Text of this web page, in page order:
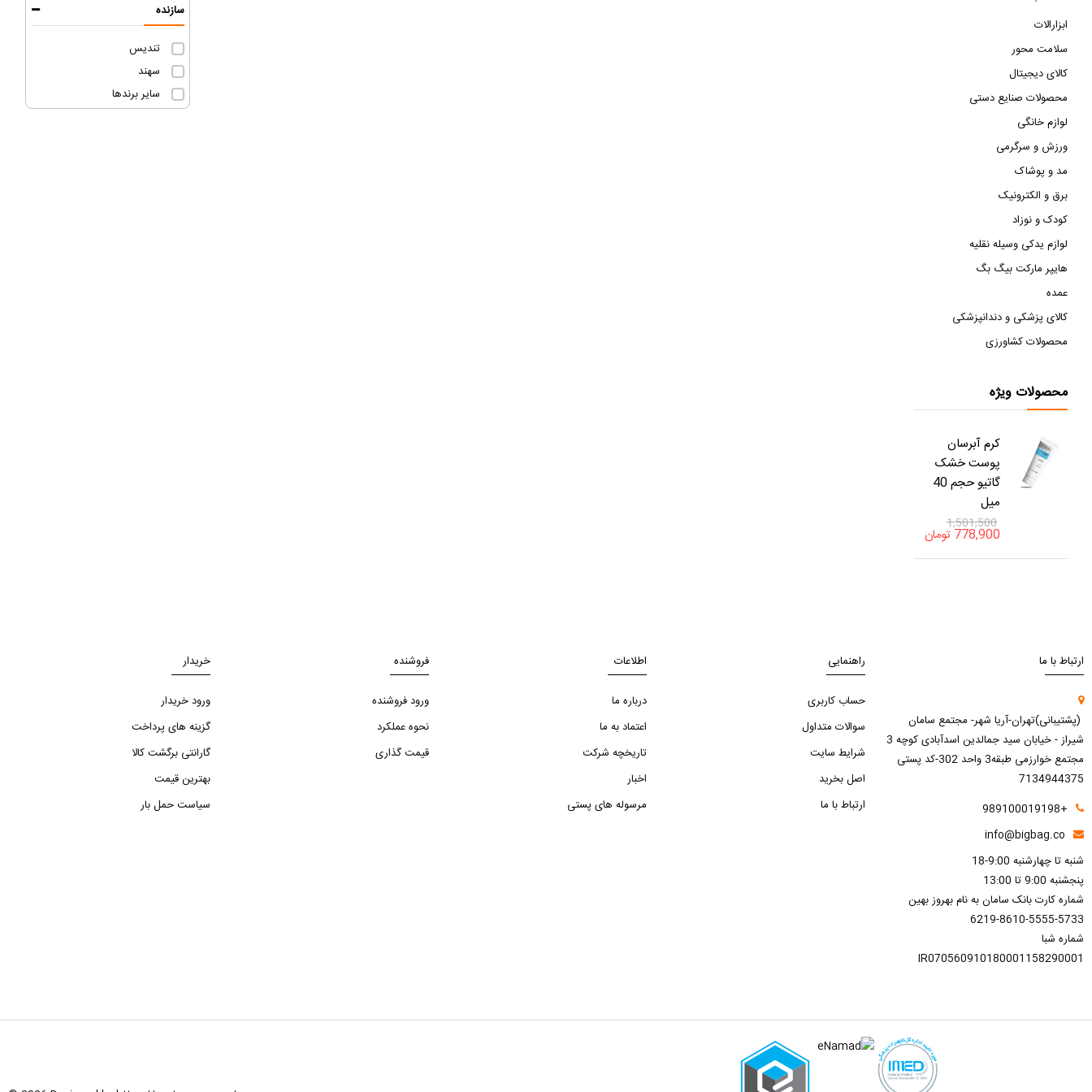
سازنده
تندیس
سهند
سایر برندها
ابزارالات
سلامت محور
کالای دیجیتال
محصولات صنایع دستی
لوازم خانگی
ورزش و سرگرمی
مد و پوشاک
برق و الکترونیک
کودک و نوزاد
لوازم یدکی وسیله نقلیه
هایپر مارکت بیگ بگ
عمده
کالای پزشکی و دندانپزشکی
محصولات کشاورزی
محصولات ویژه
کرم آبرسان
پوست خشک
گاتیو حجم 40
میل
1,501,500
778,900 تومان
ارتباط با ما
(پشتیبانی)تهران-آریا شهر- مجتمع سامان
شیراز - خیابان سید جمالدین اسدآبادی کوچه 3
مجتمع خوارزمی طبقه3 واحد 302-کد پستی
7134944375
+989100019198
info@bigbag.co
شنبه تا چهارشنبه 9:00-18
پنجشنبه 9:00 تا 13:00
شماره کارت بانک سامان به نام بهروز بهین
6219-8610-5555-5733
شماره شبا
IR070560910180001158290001
راهنمایی
حساب کاربری
سوالات متداول
شرایط سایت
اصل بخرید
ارتباط با ما
اطلاعات
درباره ما
اعتماد به ما
تاریخچه شرکت
اخبار
مرسوله های پستی
فروشنده
ورود فروشنده
نحوه عملکرد
قیمت گذاری
خریدار
ورود خریدار
گزینه های پرداخت
گارانتی برگشت کالا
بهترین قیمت
سیاست حمل بار